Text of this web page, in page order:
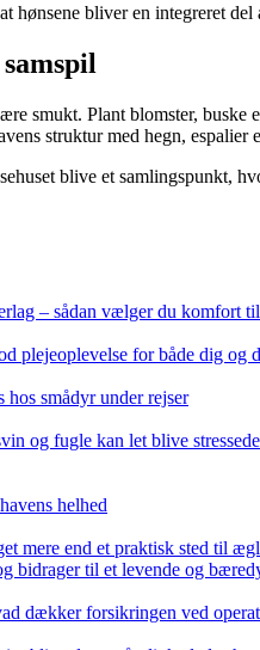
hønsene bliver en integreret
smukt. Plant blomster,
struktur med hegn, espalier
blive et samlingspunkt,
– sådan vælger du komfort
plejeoplevelse for både dig
hos smådyr under rejser
og fugle kan let blive
helhed
mere end et praktisk sted til
bidrager til et levende og
dækker forsikringen ved